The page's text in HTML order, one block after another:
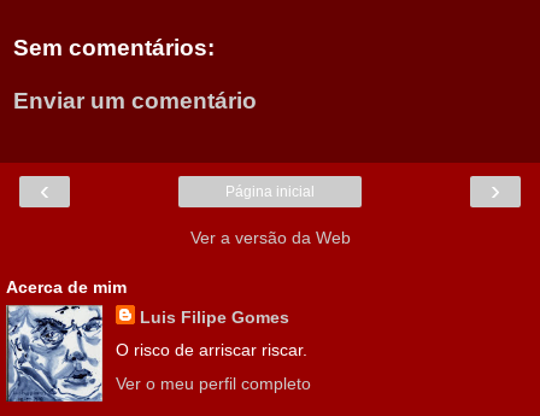
Sem comentários:
Enviar um comentário
‹ ›
Página inicial
Ver a versão da Web
Acerca de mim
Luis Filipe Gomes
O risco de arriscar riscar.
Ver o meu perfil completo